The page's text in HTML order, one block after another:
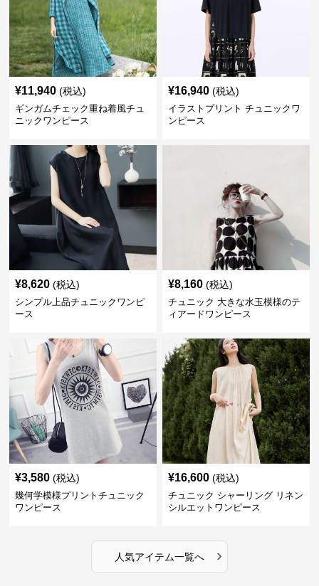
¥11,940 (税込)
ギンガムチェック重ね着風チュ
ニックワンピース
¥16,940 (税込)
イラストプリント チュニックワ
ンピース
¥8,620 (税込)
シンプル上品チュニックワンピ
ース
¥8,160 (税込)
チュニック 大きな水玉模様のテ
ィアードワンピース
¥3,580 (税込)
幾何学模様プリントチュニック
ワンピース
¥16,600 (税込)
チュニック シャーリング リネン
シルエットワンピース
人気アイテム一覧へ ›